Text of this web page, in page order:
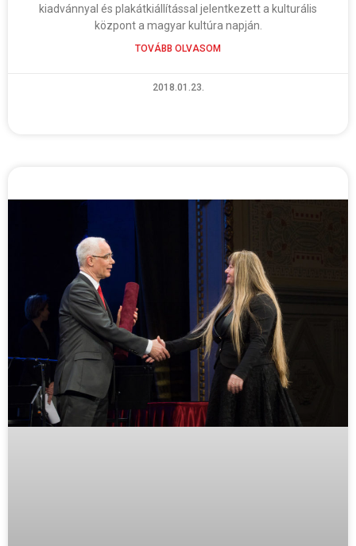
kiadvánnyal és plakátkiállítással jelentkezett a kulturális
központ a magyar kultúra napján.
TOVÁBB OLVASOM
2018.01.23.